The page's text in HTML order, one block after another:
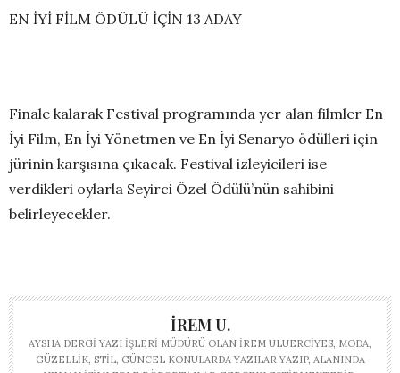
EN İYİ FİLM ÖDÜLÜ İÇİN 13 ADAY
Finale kalarak Festival programında yer alan filmler En
İyi Film, En İyi Yönetmen ve En İyi Senaryo ödülleri için
jürinin karşısına çıkacak. Festival izleyicileri ise
verdikleri oylarla Seyirci Özel Ödülü’nün sahibini
belirleyecekler.
İREM U.
AYSHA DERGI YAZI İŞLERI MÜDÜRÜ OLAN İREM ULUERCIYES, MODA,
GÜZELLIK, STIL, GÜNCEL KONULARDA YAZILAR YAZIP, ALANINDA